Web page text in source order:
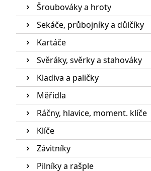
Šroubováky a hroty
Sekáče, průbojníky a důlčíky
Kartáče
Svěráky, svěrky a stahováky
Kladiva a paličky
Měřidla
Ráčny, hlavice, moment. klíče
Klíče
Závitníky
Pilníky a rašple